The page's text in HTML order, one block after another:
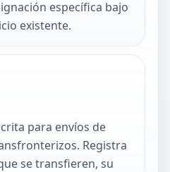
específica bajo
existente.
para envíos de
Registra
se transfieren, su